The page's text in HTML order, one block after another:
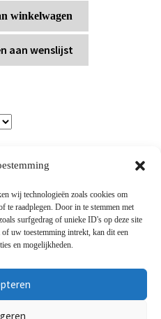
wij technologieën zoals cookies om
te raadplegen. Door in te stemmen met
surfgedrag of unieke ID's op deze site
uw toestemming intrekt, kan dit een
en mogelijkheden.
winkelwagen
aan wenslijst
-Algemene
-Over ons